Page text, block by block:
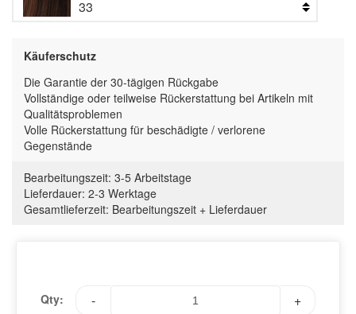
33
Käuferschutz
Die Garantie der 30-tägigen Rückgabe
Vollständige oder teilweise Rückerstattung bei Artikeln mit
Qualitätsproblemen
Volle Rückerstattung für beschädigte / verlorene
Gegenstände
Bearbeitungszeit: 3-5 Arbeitstage
Lieferdauer: 2-3 Werktage
Gesamtlieferzeit: Bearbeitungszeit + Lieferdauer
Qty: - +